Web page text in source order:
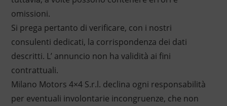
omissioni.
Si prega pertanto di verificare, con i nostri
consulenti dedicati, la corrispondenza dei dati
descritti. L’ annuncio non ha validità ai fini
contrattuali.
Milano Motors 4×4 S.r.l. declina ogni responsabilità
per eventuali involontarie incongruenze, che non